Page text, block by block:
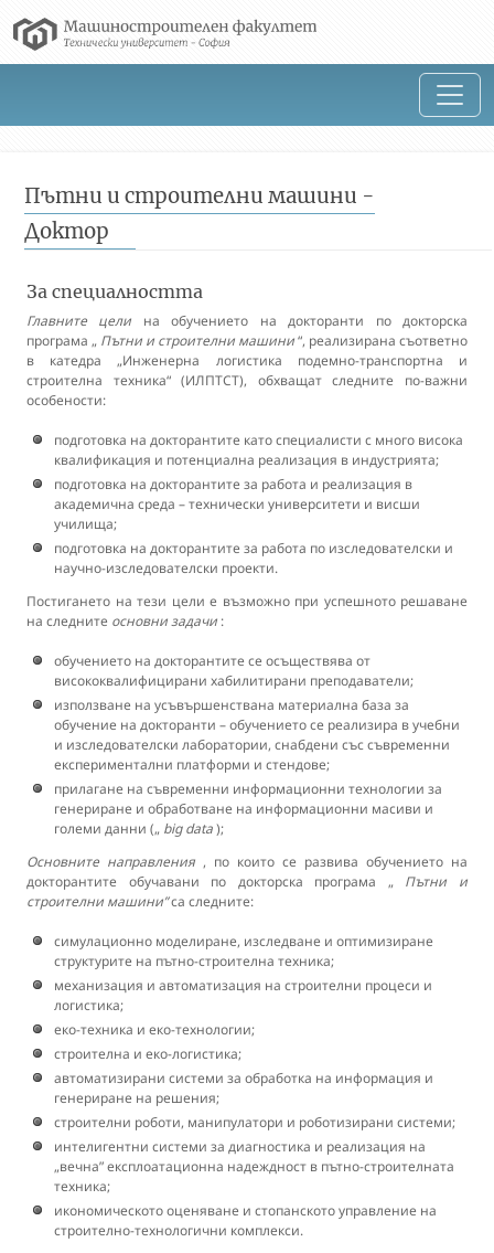
Пътни и строителни машини -
Доктор
За специалността
Главните цели на обучението на докторанти по докторска
програма „ Пътни и строителни машини“, реализирана съответно
в катедра „Инженерна логистика подемно-транспортна и
строителна техника“ (ИЛПТСТ), обхващат следните по-важни
особености:
подготовка на докторантите като специалисти с много висока
квалификация и потенциална реализация в индустрията;
подготовка на докторантите за работа и реализация в
академична среда – технически университети и висши
училища;
подготовка на докторантите за работа по изследователски и
научно-изследователски проекти.
Постигането на тези цели е възможно при успешното решаване
на следните основни задачи :
обучението на докторантите се осъществява от
висококвалифицирани хабилитирани преподаватели;
използване на усъвършенствана материална база за
обучение на докторанти – обучението се реализира в учебни
и изследователски лаборатории, снабдени със съвременни
експериментални платформи и стендове;
прилагане на съвременни информационни технологии за
генериране и обработване на информационни масиви и
големи данни („ big data);
Основните направления , по които се развива обучението на
докторантите обучавани по докторска програма „ Пътни и
строителни машини”са следните:
симулационно моделиране, изследване и оптимизиране
структурите на пътно-строителна техника;
механизация и автоматизация на строителни процеси и
логистика;
еко-техника и еко-технологии;
строителна и еко-логистика;
автоматизирани системи за обработка на информация и
генериране на решения;
строителни роботи, манипулатори и роботизирани системи;
интелигентни системи за диагностика и реализация на
„вечна” експлоатационна надеждност в пътно-строителната
техника;
икономическото оценяване и стопанското управление на
строително-технологични комплекси.